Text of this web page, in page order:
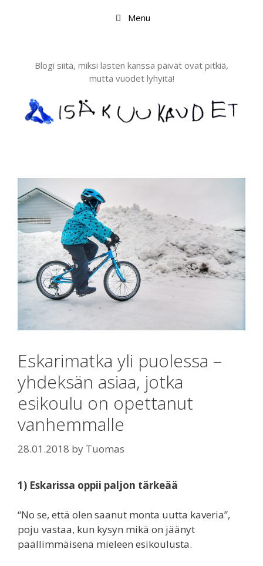
Menu
Blogi siitä, miksi lasten kanssa päivät ovat pitkiä,
mutta vuodet lyhyitä!
Eskarimatka yli puolessa –
yhdeksän asiaa, jotka
esikoulu on opettanut
vanhemmalle
28.01.2018 by Tuomas
1) Eskarissa oppii paljon tärkeää
“No se, että olen saanut monta uutta kaveria”,
poju vastaa, kun kysyn mikä on jäänyt
päällimmäisenä mieleen esikoulusta.